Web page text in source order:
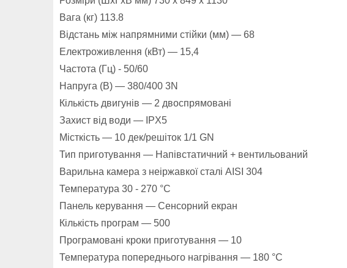
Вага (кг) 113.8
Відстань між напрямними стійки (мм) — 68
Електроживлення (кВт) — 15,4
Частота (Гц) - 50/60
Напруга (В) — 380/400 3N
Кількість двигунів — 2 двоспрямовані
Захист від води — IPX5
Місткість — 10 дек/решіток 1/1 GN
Тип приготування — Напівстатичний + вентильований
Варильна камера з неіржавкої сталі AISI 304
Температура 30 - 270 °C
Панель керування — Сенсорний екран
Кількість програм — 500
Програмовані кроки приготування — 10
Температура попереднього нагрівання — 180 °C